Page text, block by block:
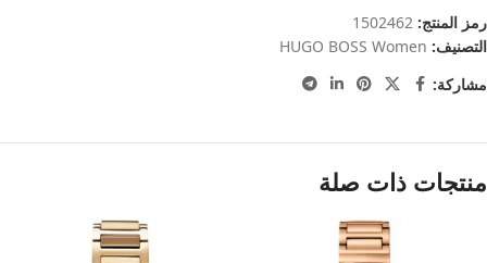
رمز المنتج: 1502462
التصنيف: HUGO BOSS Women
مشاركة:
منتجات ذات صلة